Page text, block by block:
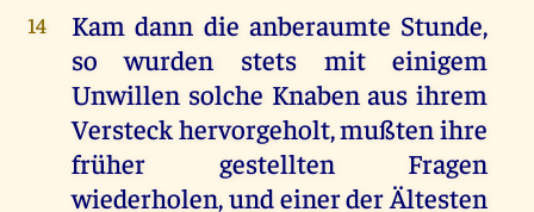
14
Kam dann die anberaumte Stunde,
so wurden stets mit einigem
Unwillen solche Knaben aus ihrem
Versteck hervorgeholt, mußten ihre
früher gestellten Fragen
wiederholen, und einer der Ältesten